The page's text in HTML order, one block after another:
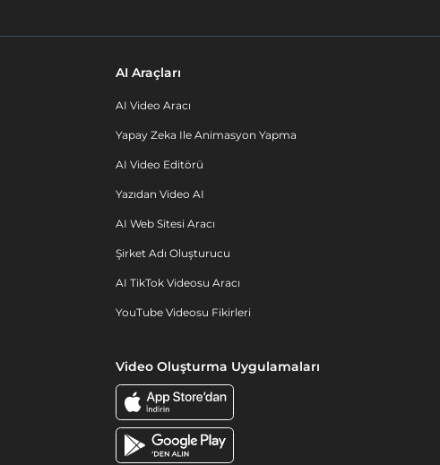
AI Araçları
AI Video Aracı
Yapay Zeka Ile Animasyon Yapma
AI Video Editörü
Yazıdan Video AI
AI Web Sitesi Aracı
Şirket Adı Oluşturucu
AI TikTok Videosu Aracı
YouTube Videosu Fikirleri
Video Oluşturma Uygulamaları